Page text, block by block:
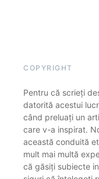
COPYRIGHT
Pentru că scrieți
datorită acestui
când preluați un
care v-a inspirat.
această conduită
mult mai multă
că găsiți subiecte